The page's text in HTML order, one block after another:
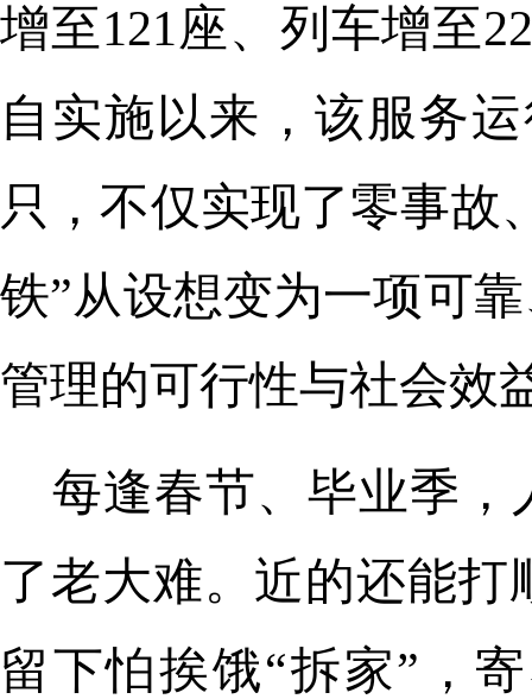
增至121座、列车增至
自实施以来，该服务
只，不仅实现了零事故
铁”从设想变为一项可
管理的可行性与社会效
每逢春节、毕业季，
了老大难。近的还能
留下怕挨饿“拆家”，